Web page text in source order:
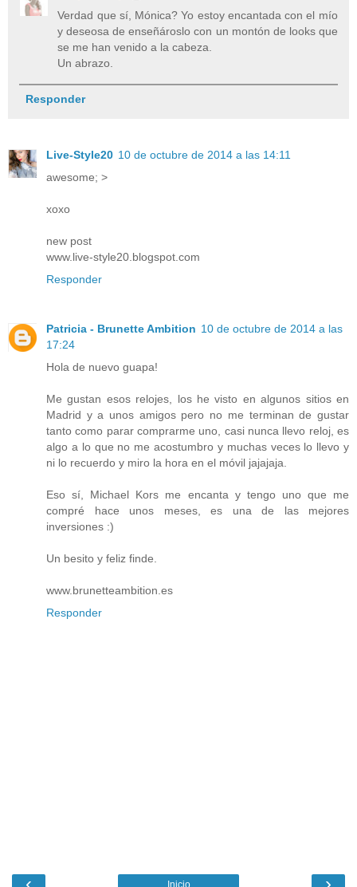
Verdad que sí, Mónica? Yo estoy encantada con el mío
y deseosa de enseñároslo con un montón de looks que
se me han venido a la cabeza.
Un abrazo.
Responder
Live-Style20 10 de octubre de 2014 a las 14:11
awesome; >
xoxo
new post
www.live-style20.blogspot.com
Responder
Patricia - Brunette Ambition 10 de octubre de 2014 a las
17:24
Hola de nuevo guapa!
Me gustan esos relojes, los he visto en algunos sitios en
Madrid y a unos amigos pero no me terminan de gustar
tanto como parar comprarme uno, casi nunca llevo reloj, es
algo a lo que no me acostumbro y muchas veces lo llevo y
ni lo recuerdo y miro la hora en el móvil jajajaja.
Eso sí, Michael Kors me encanta y tengo uno que me
compré hace unos meses, es una de las mejores
inversiones :)
Un besito y feliz finde.
www.brunetteambition.es
Responder
Inicio